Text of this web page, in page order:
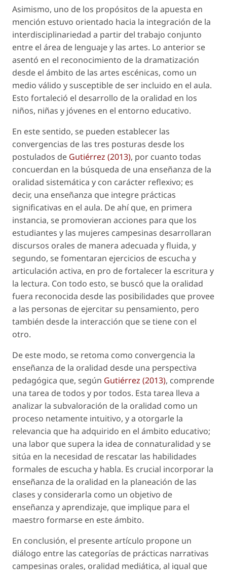
Asimismo, uno de los propósitos de la apuesta en
mención estuvo orientado hacia la integración de la
interdisciplinariedad a partir del trabajo conjunto
entre el área de lenguaje y las artes. Lo anterior se
asentó en el reconocimiento de la dramatización
desde el ámbito de las artes escénicas, como un
medio válido y susceptible de ser incluido en el aula.
Esto fortaleció el desarrollo de la oralidad en los
niños, niñas y jóvenes en el entorno educativo.
En este sentido, se pueden establecer las
convergencias de las tres posturas desde los
postulados de Gutiérrez (2013), por cuanto todas
concuerdan en la búsqueda de una enseñanza de la
oralidad sistemática y con carácter reflexivo; es
decir, una enseñanza que integre prácticas
significativas en el aula. De ahí que, en primera
instancia, se promovieran acciones para que los
estudiantes y las mujeres campesinas desarrollaran
discursos orales de manera adecuada y fluida, y
segundo, se fomentaran ejercicios de escucha y
articulación activa, en pro de fortalecer la escritura y
la lectura. Con todo esto, se buscó que la oralidad
fuera reconocida desde las posibilidades que provee
a las personas de ejercitar su pensamiento, pero
también desde la interacción que se tiene con el
otro.
De este modo, se retoma como convergencia la
enseñanza de la oralidad desde una perspectiva
pedagógica que, según Gutiérrez (2013), comprende
una tarea de todos y por todos. Esta tarea lleva a
analizar la subvaloración de la oralidad como un
proceso netamente intuitivo, y a otorgarle la
relevancia que ha adquirido en el ámbito educativo;
una labor que supera la idea de connaturalidad y se
sitúa en la necesidad de rescatar las habilidades
formales de escucha y habla. Es crucial incorporar la
enseñanza de la oralidad en la planeación de las
clases y considerarla como un objetivo de
enseñanza y aprendizaje, que implique para el
maestro formarse en este ámbito.
En conclusión, el presente artículo propone un
diálogo entre las categorías de prácticas narrativas
campesinas orales, oralidad mediática, al igual que